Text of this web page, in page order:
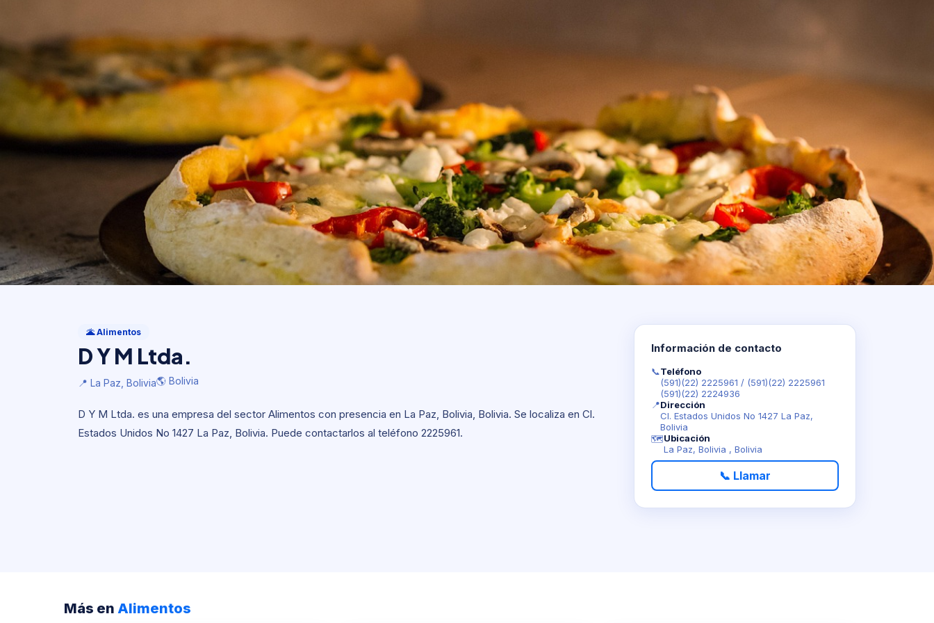
D Y M Ltda.
🌎 Bolivia
🌋 Alimentos
D Y M Ltda.
📍 La Paz, Bolivia🌎 Bolivia
D Y M Ltda. es una empresa del sector Alimentos con presencia en La Paz, Bolivia, Bolivia. Se localiza en Cl.
Estados Unidos No 1427 La Paz, Bolivia. Puede contactarlos al teléfono 2225961.
Información de contacto
📞Teléfono
(591)(22) 2225961 / (591)(22) 2225961
(591)(22) 2224936
📍Dirección
Cl. Estados Unidos No 1427 La Paz,
Bolivia
🗺️Ubicación
La Paz, Bolivia , Bolivia
📞 Llamar
Más en Alimentos